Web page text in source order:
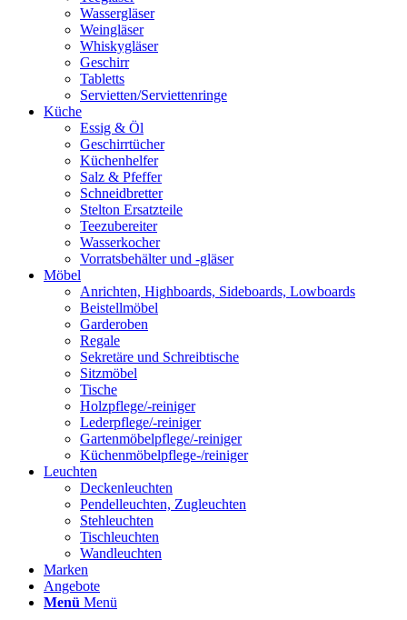
Wassergläser
Weingläser
Whiskygläser
Geschirr
Tabletts
Servietten/Serviettenringe
Küche
Essig & Öl
Geschirrtücher
Küchenhelfer
Salz & Pfeffer
Schneidbretter
Stelton Ersatzteile
Teezubereiter
Wasserkocher
Vorratsbehälter und -gläser
Möbel
Anrichten, Highboards, Sideboards, Lowboards
Beistellmöbel
Garderoben
Regale
Sekretäre und Schreibtische
Sitzmöbel
Tische
Holzpflege/-reiniger
Lederpflege/-reiniger
Gartenmöbelpflege/-reiniger
Küchenmöbelpflege-/reiniger
Leuchten
Deckenleuchten
Pendelleuchten, Zugleuchten
Stehleuchten
Tischleuchten
Wandleuchten
Marken
Angebote
Menü Menü